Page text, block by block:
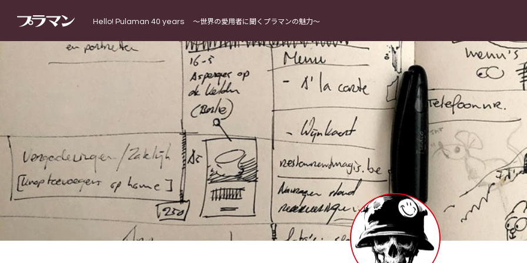
Hello! Pulaman 40 years 〜世界の愛用者に聞くプラマンの魅力〜